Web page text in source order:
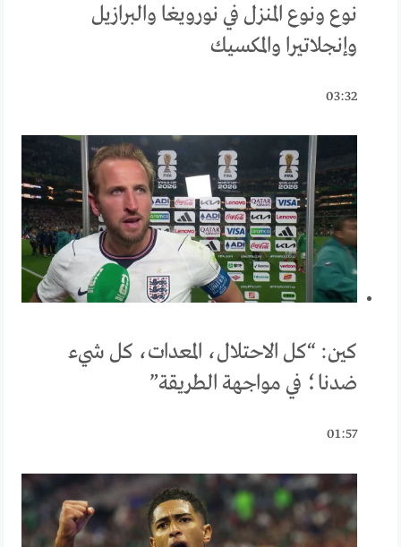
نوع ونوع المنزل في نورويغا والبرازيل
وإنجلاتيرا والمكسيك
03:32
كين: “كل الاحتلال، المعدات، كل شيء
ضدنا؛ في مواجهة الطريقة”
01:57